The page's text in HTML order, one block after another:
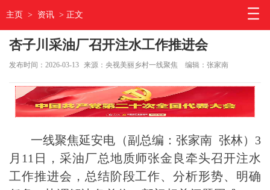
主页 > 资讯 > 正文
杏子川采油厂召开注水工作推进会
发布时间：2026-03-13 来源：央视美丽乡村一线聚焦 编辑：张家南
一线聚焦延安电（副总编：张家南 张林）3
月11日，采油厂总地质师张金良牵头召开注水
工作推进会，总结阶段工作、分析形势、明确